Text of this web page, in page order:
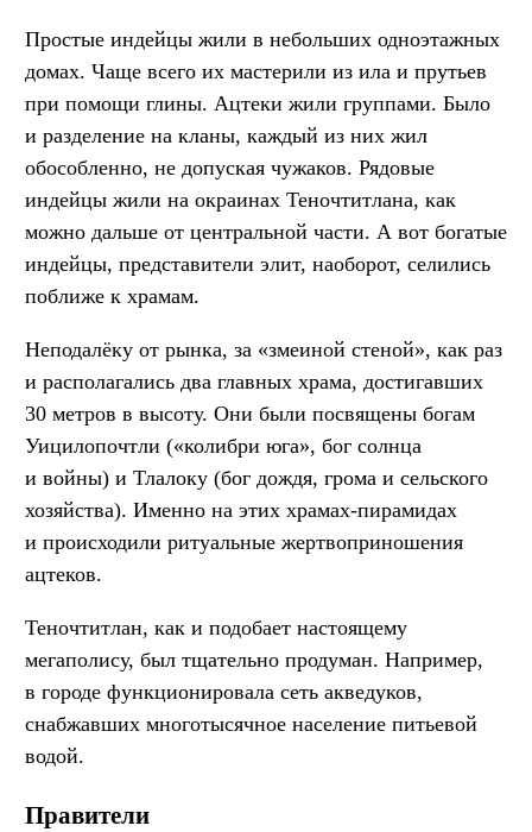
Простые индейцы жили в небольших одноэтажных
домах. Чаще всего их мастерили из ила и прутьев
при помощи глины. Ацтеки жили группами. Было
и разделение на кланы, каждый из них жил
обособленно, не допуская чужаков. Рядовые
индейцы жили на окраинах Теночтитлана, как
можно дальше от центральной части. А вот богатые
индейцы, представители элит, наоборот, селились
поближе к храмам.
Неподалёку от рынка, за «змеиной стеной», как раз
и располагались два главных храма, достигавших
30 метров в высоту. Они были посвящены богам
Уицилопочтли («колибри юга», бог солнца
и войны) и Тлалоку (бог дождя, грома и сельского
хозяйства). Именно на этих храмах-пирамидах
и происходили ритуальные жертвоприношения
ацтеков.
Теночтитлан, как и подобает настоящему
мегаполису, был тщательно продуман. Например,
в городе функционировала сеть акведуков,
снабжавших многотысячное население питьевой
водой.
Правители